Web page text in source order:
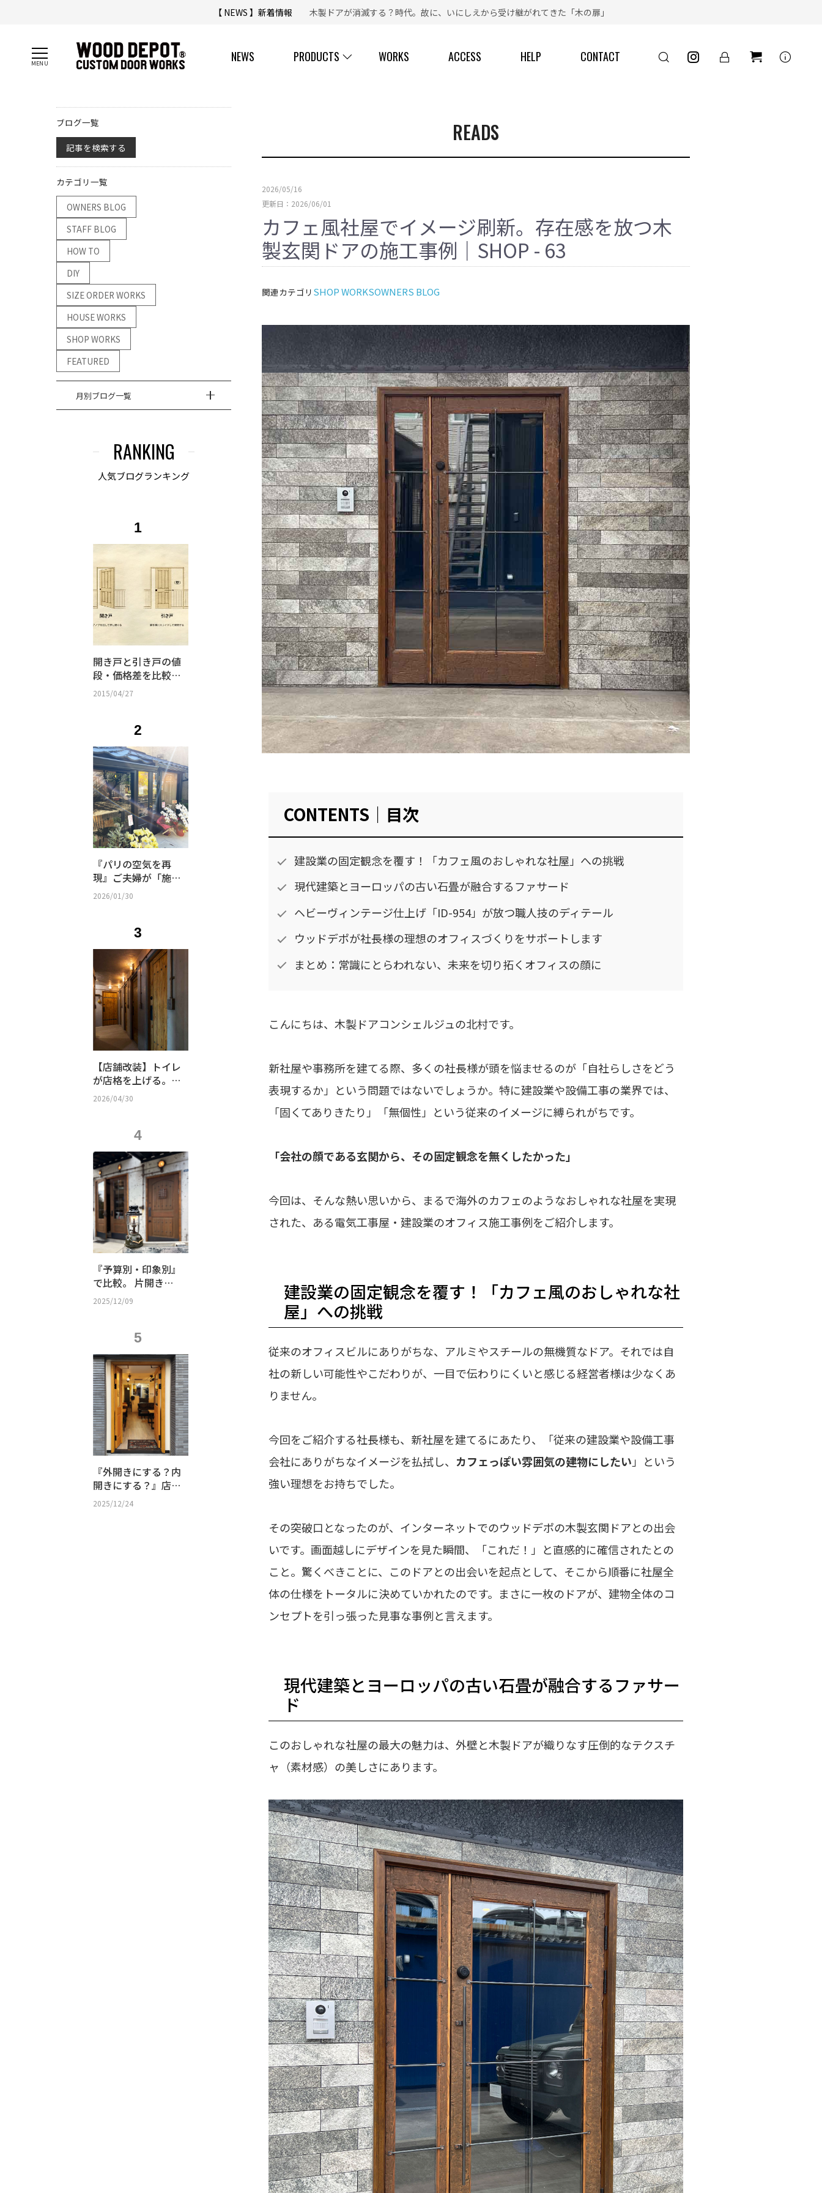
【 NEWS 】新着情報
木製ドアが消滅する？時代。故に、いにしえから受け継がれてきた「木の扉」
NEWS PRODUCTS WORKS ACCESS HELP CONTACT info
ブログ一覧
記事を検索する
カテゴリ一覧
OWNERS BLOG
STAFF BLOG
HOW TO
DIY
SIZE ORDER WORKS
HOUSE WORKS
SHOP WORKS
FEATURED
月別ブログ一覧
RANKING
人気ブログランキング
1
開き戸と引き戸の値
段・価格差を比較｜
防音性・間取り・選
び方まとめ
2015/04/27
2
『パリの空気を再
現』ご夫婦が「施主
支給」で挑んだ古民
家リノベ｜SHOP -
2026/01/30
3
【店舗改装】トイレ
が店格を上げる。究
極の来客用パウダー
ルームの秘密
2026/04/30
4
『予算別・印象別』
で比較。 片開き？
親子？観音開き？
店舗の「顔」となる
2025/12/09
5
『外開きにする？内
開きにする？』店舗
設計で知っておきた
い玄関ドアのルール
2025/12/24
READS
2026/05/16
更新日：2026/06/01
カフェ風社屋でイメージ刷新。存在感を放つ木
製玄関ドアの施工事例｜SHOP - 63
関連カテゴリ SHOP WORKSOWNERS BLOG
CONTENTS｜目次
建設業の固定観念を覆す！「カフェ風のおしゃれな社屋」への挑戦
現代建築とヨーロッパの古い石畳が融合するファサード
ヘビーヴィンテージ仕上げ「ID-954」が放つ職人技のディテール
ウッドデポが社長様の理想のオフィスづくりをサポートします
まとめ：常識にとらわれない、未来を切り拓くオフィスの顔に
こんにちは、木製ドアコンシェルジュの北村です。
新社屋や事務所を建てる際、多くの社長様が頭を悩ませるのが「自社らしさをどう
表現するか」という問題ではないでしょうか。特に建設業や設備工事の業界では、
「固くてありきたり」「無個性」という従来のイメージに縛られがちです。
「会社の顔である玄関から、その固定観念を無くしたかった」
今回は、そんな熱い思いから、まるで海外のカフェのようなおしゃれな社屋を実現
された、ある電気工事屋・建設業のオフィス施工事例をご紹介します。
建設業の固定観念を覆す！「カフェ風のおしゃれな社
屋」への挑戦
従来のオフィスビルにありがちな、アルミやスチールの無機質なドア。それでは自
社の新しい可能性やこだわりが、一目で伝わりにくいと感じる経営者様は少なくあ
りません。
今回をご紹介する社長様も、新社屋を建てるにあたり、「従来の建設業や設備工事
会社にありがちなイメージを払拭し、 カフェっぽい雰囲気の建物にしたい 」という
強い理想をお持ちでした。
その突破口となったのが、インターネットでのウッドデポの木製玄関ドアとの出会
いです。画面越しにデザインを見た瞬間、「これだ！」と直感的に確信されたとの
こと。驚くべきことに、このドアとの出会いを起点として、そこから順番に社屋全
体の仕様をトータルに決めていかれたのです。まさに一枚のドアが、建物全体のコ
ンセプトを引っ張った見事な事例と言えます。
現代建築とヨーロッパの古い石畳が融合するファサー
ド
このおしゃれな社屋の最大の魅力は、外壁と木製ドアが織りなす圧倒的なテクスチ
ャ（素材感）の美しさにあります。